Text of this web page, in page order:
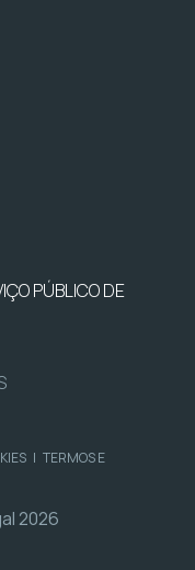
PÚBLICO DE
| TERMOS E
2026